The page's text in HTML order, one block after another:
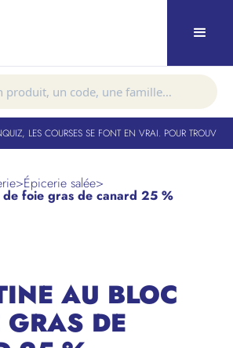
LES COURSES SE FONT EN VRAI. POUR TROUVER
>Épicerie salée>
foie gras de canard 25 %
AU BLOC
GRAS DE